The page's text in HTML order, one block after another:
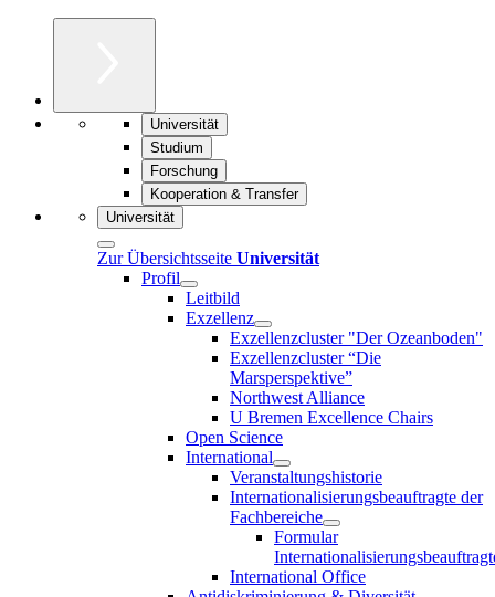
Universität
Studium
Forschung
Kooperation & Transfer
Universität
Zur Übersichtsseite Universität
Profil
Leitbild
Exzellenz
Exzellenzcluster "Der Ozeanboden"
Exzellenzcluster “Die
Marsperspektive”
Northwest Alliance
U Bremen Excellence Chairs
Open Science
International
Veranstaltungshistorie
Internationalisierungsbeauftragte der
Fachbereiche
Formular
International Office